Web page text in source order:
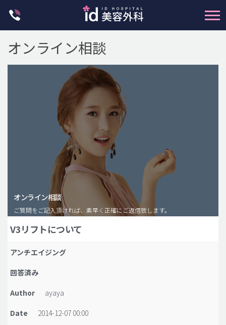
脂肪注入(アンチエイジング)
豊胸手術・バストアップ
プチ整形
idリアルストーリー
idニュース
病院紹介
オンライン相談
オンライン相談
ご質問をご記入頂ければ、素早く正確にご返信致します。
V3リフトについて
アンチエイジング
回答済み
Author
ayaya
Date
2014-12-07 00:00